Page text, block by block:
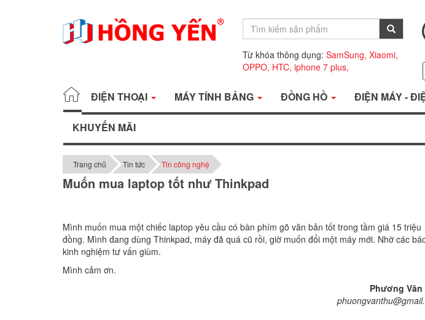
Từ khóa thông dụng: SamSung, Xiaomi,
OPPO, HTC, iphone 7 plus,
ĐIỆN THOẠI MÁY TÍNH BẢNG ĐỒNG HỒ ĐIỆN MÁY -
KHUYẾN MÃI
Trang chủ Tin tức Tin công nghệ
Muốn mua laptop tốt như Thinkpad
Mình muốn mua một chiếc laptop yêu cầu có bàn phím gõ văn bản tốt trong tầm giá 15 triệu
đồng. Mình đang dùng Thinkpad, máy đã quá cũ rồi, giờ muốn đổi một máy mới. Nhờ các
kinh nghiệm tư vấn giùm.
Mình cảm ơn.
Phương Văn